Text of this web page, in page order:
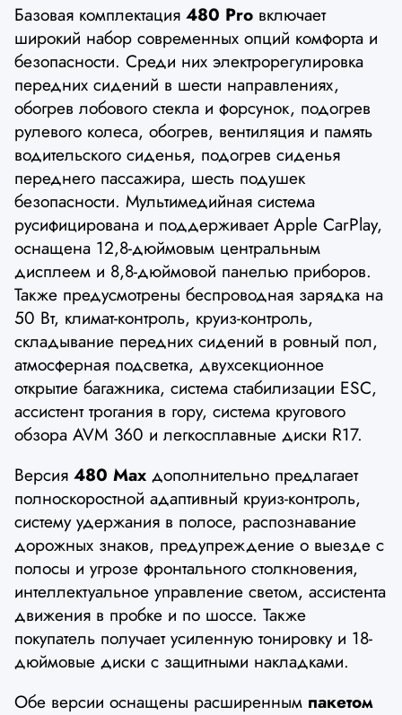
Базовая комплектация 480 Pro включает
широкий набор современных опций комфорта и
безопасности. Среди них электрорегулировка
передних сидений в шести направлениях,
обогрев лобового стекла и форсунок, подогрев
рулевого колеса, обогрев, вентиляция и память
водительского сиденья, подогрев сиденья
переднего пассажира, шесть подушек
безопасности. Мультимедийная система
русифицирована и поддерживает Apple CarPlay,
оснащена 12,8-дюймовым центральным
дисплеем и 8,8-дюймовой панелью приборов.
Также предусмотрены беспроводная зарядка на
50 Вт, климат-контроль, круиз-контроль,
складывание передних сидений в ровный пол,
атмосферная подсветка, двухсекционное
открытие багажника, система стабилизации ESC,
ассистент трогания в гору, система кругового
обзора AVM 360 и легкосплавные диски R17.
Версия 480 Max дополнительно предлагает
полноскоростной адаптивный круиз-контроль,
систему удержания в полосе, распознавание
дорожных знаков, предупреждение о выезде с
полосы и угрозе фронтального столкновения,
интеллектуальное управление светом, ассистента
движения в пробке и по шоссе. Также
покупатель получает усиленную тонировку и 18-
дюймовые диски с защитными накладками.
Обе версии оснащены расширенным пакетом